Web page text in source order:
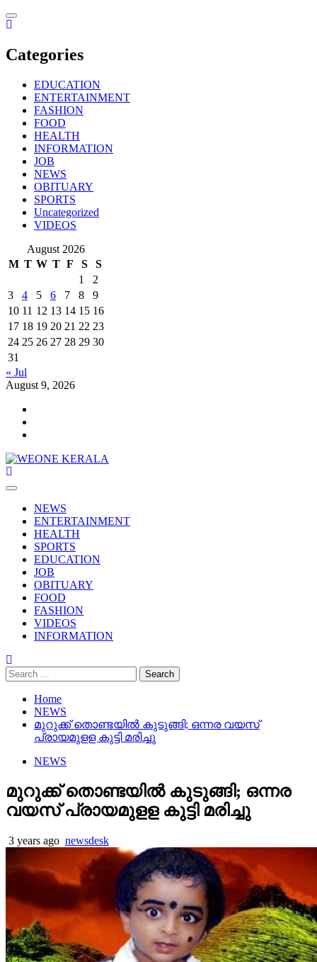
Skip
to
Categories
EDUCATION
ENTERTAINMENT
FASHION
FOOD
HEALTH
INFORMATION
JOB
NEWS
OBITUARY
SPORTS
Uncategorized
VIDEOS
August 2026
M T W T F S
S
1
2
3
4 5 6 7 8
9
10 11 12 13 14 15 16
17 18 19 20 21 22 23
24 25 26 27 28 29 30
31
« Jul
August 9, 2026
Primary
NEWS
ENTERTAINMENT
HEALTH
SPORTS
EDUCATION
JOB
OBITUARY
FOOD
FASHION
VIDEOS
INFORMATION
Search
for:
Home
NEWS
മുറുക്ക് തൊണ്ടയിൽ കുടുങ്ങി; ഒന്നര വയസ്
പ്രായമുളള കുട്ടി മരിച്ചു
NEWS
മുറുക്ക് തൊണ്ടയിൽ കുടുങ്ങി; ഒന്നര
വയസ് പ്രായമുളള കുട്ടി മരിച്ചു
3 years ago newsdesk